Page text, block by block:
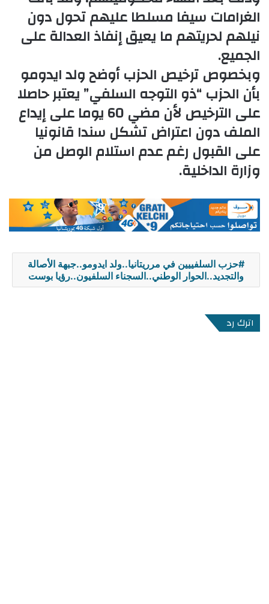
الغرامات سيفا مسلطا عليهم تحول دون
نيلهم لحريتهم ما يعيق إنفاذ العدالة على
الجميع.
وبخصوص ترخيص الحزب أوضح ولد ايدومو
بأن الحزب “ذو التوجه السلفي” يعتبر حاصلا
على الترخيص لأن مضي 60 يوما على إيداع
الملف دون اعتراض تشكل سندا قانونيا
على القبول رغم عدم استلام الوصل من
وزارة الداخلية.
حزب السلفييين في مرريتانيا..ولد ايدومو..جبهة الأصالة
والتجديد..الحوار الوطني..السجناء السلفيون..رؤيا بوست
اترك رد